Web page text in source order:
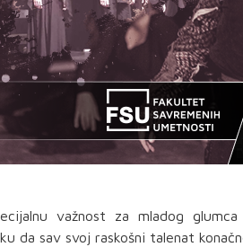
važnost za mladog
da sav svoj raskošni talenat